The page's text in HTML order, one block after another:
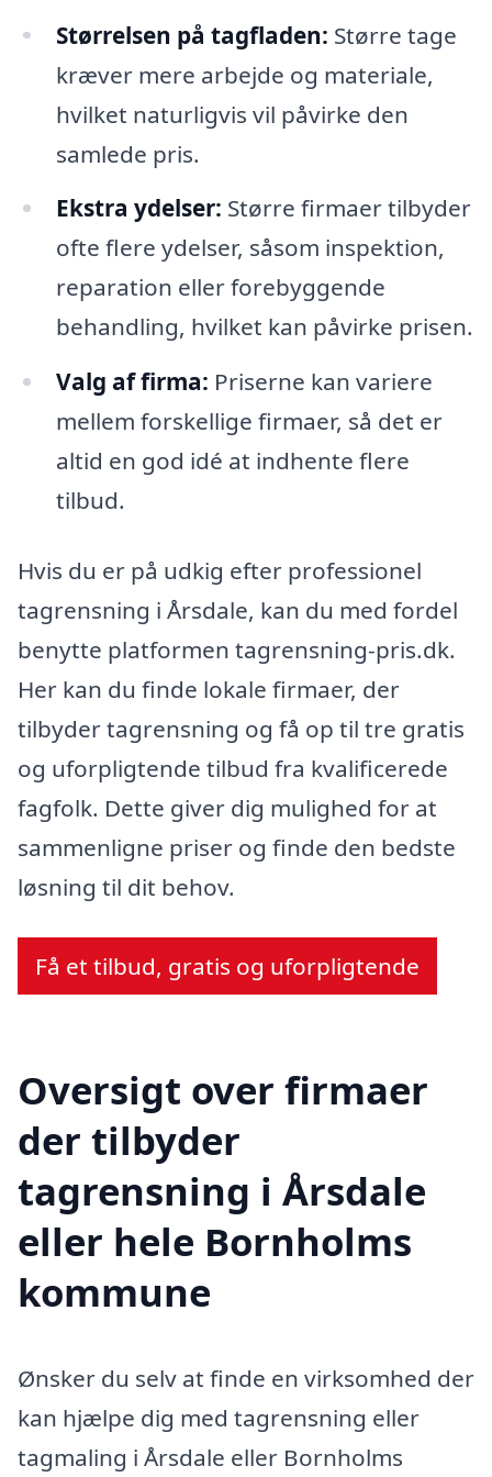
Størrelsen på tagfladen: Større tage
kræver mere arbejde og materiale,
hvilket naturligvis vil påvirke den
samlede pris.
Ekstra ydelser: Større firmaer tilbyder
ofte flere ydelser, såsom inspektion,
reparation eller forebyggende
behandling, hvilket kan påvirke prisen.
Valg af firma: Priserne kan variere
mellem forskellige firmaer, så det er
altid en god idé at indhente flere
tilbud.
Hvis du er på udkig efter professionel
tagrensning i Årsdale, kan du med fordel
benytte platformen tagrensning-pris.dk.
Her kan du finde lokale firmaer, der
tilbyder tagrensning og få op til tre gratis
og uforpligtende tilbud fra kvalificerede
fagfolk. Dette giver dig mulighed for at
sammenligne priser og finde den bedste
løsning til dit behov.
Få et tilbud, gratis og uforpligtende
Oversigt over firmaer
der tilbyder
tagrensning i Årsdale
eller hele Bornholms
kommune
Ønsker du selv at finde en virksomhed der
kan hjælpe dig med tagrensning eller
tagmaling i Årsdale eller Bornholms